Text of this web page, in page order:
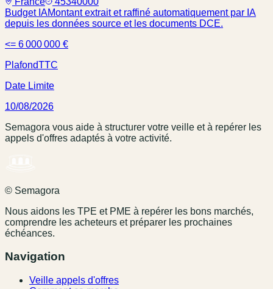
Budget IAMontant extrait et raffiné automatiquement par IA
depuis les données source et les documents DCE.
<= 6 000 000 €
PlafondTTC
Date Limite
10/08/2026
Semagora vous aide à structurer votre veille et à repérer les
appels d'offres adaptés à votre activité.
© Semagora
Nous aidons les TPE et PME à repérer les bons marchés,
comprendre les acheteurs et préparer les prochaines
échéances.
Navigation
Veille appels d'offres